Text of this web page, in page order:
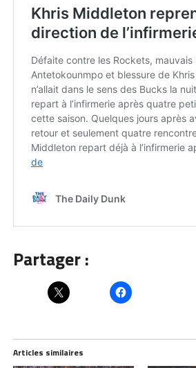
Partager :
Articles similaires